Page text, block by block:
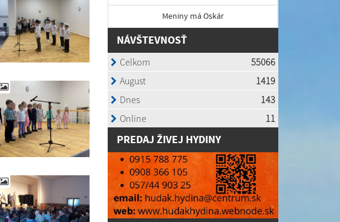
Meniny má Oskár
NÁVŠTEVNOSŤ
PREDAJ ŽIVEJ HYDINY